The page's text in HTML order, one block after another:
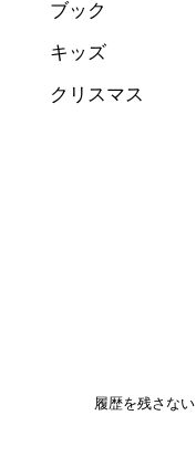
ブック
キッズ
クリスマス
履歴を残さない